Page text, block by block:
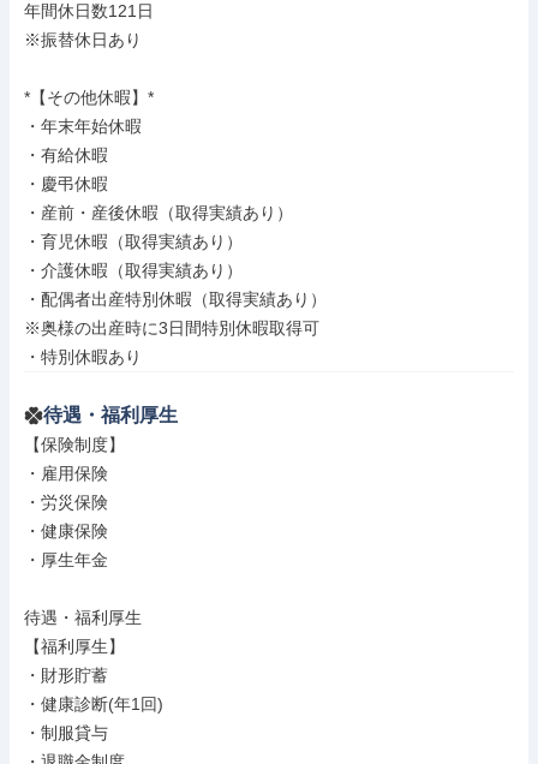
年間休日数121日
※振替休日あり
*【その他休暇】*
・年末年始休暇
・有給休暇
・慶弔休暇
・産前・産後休暇（取得実績あり）
・育児休暇（取得実績あり）
・介護休暇（取得実績あり）
・配偶者出産特別休暇（取得実績あり）
※奥様の出産時に3日間特別休暇取得可
・特別休暇あり
待遇・福利厚生
【保険制度】
・雇用保険
・労災保険
・健康保険
・厚生年金
待遇・福利厚生
【福利厚生】
・財形貯蓄
・健康診断(年1回)
・制服貸与